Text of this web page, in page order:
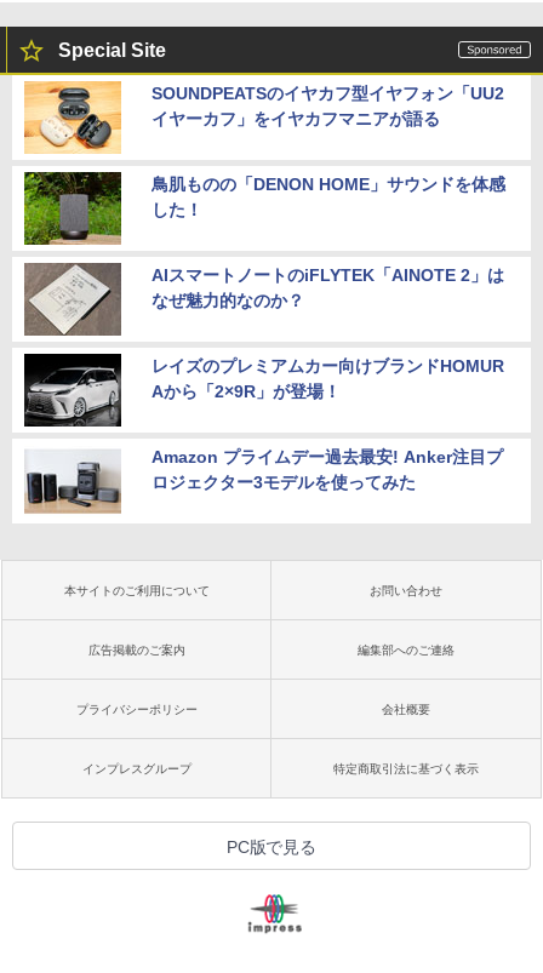
Special Site
SOUNDPEATSのイヤカフ型イヤフォン「UU2
イヤーカフ」をイヤカフマニアが語る
鳥肌ものの「DENON HOME」サウンドを体感
した！
AIスマートノートのiFLYTEK「AINOTE 2」は
なぜ魅力的なのか？
レイズのプレミアムカー向けブランドHOMUR
Aから「2×9R」が登場！
Amazon プライムデー過去最安! Anker注目プ
ロジェクター3モデルを使ってみた
本サイトのご利用について お問い合わせ
広告掲載のご案内 編集部へのご連絡
プライバシーポリシー 会社概要
インプレスグループ 特定商取引法に基づく表示
PC版で見る